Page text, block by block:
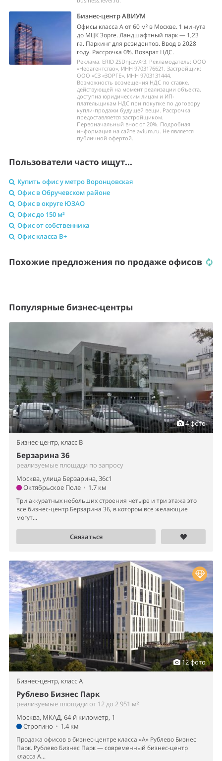
Бизнес-центр АВИУМ
Офисы класса А от 60 м² в Москве. 1 минута
до МЦК Зорге. Ландшафтный парк — 1,23
га. Паркинг для резидентов. Ввод в 2028
году. Рассрочка 0%. Возврат НДС.
Реклама. ERID 2SDnjczvXr3. Рекламодатель: ООО
«Неоагентство», ИНН 9703176621. Застройщик:
ООО «СЗ «ЗОРГЕ», ИНН 9703131444.
Возможность возмещения НДС по ставке,
действующей на момент реализации объекта,
доступна юридическим лицам и ИП-
плательщикам НДС при покупке по договору
купли-продажи будущей вещи. Рассрочка
предоставляется застройщиком.
Первоначальный внос от 20%. Подробная
информация на сайте avium.ru. Не является
публичной офертой.
Пользователи часто ищут...
Купить офис у метро Воронцовская
Офис в Обручевском районе
Офис в округе ЮЗАО
Офис до 150 м²
Офис от собственника
Офис класса B+
Похожие предложения по продаже офисов
Популярные бизнес-центры
4 фото
Бизнес-центр, класс B
Берзарина 36
реализуемые площади по запросу
Москва, улица Берзарина, 36с1
Октябрьское Поле • 1.7 км
Три аккуратных небольших строения четыре и три этажа это
все бизнес-центр Берзарина 36, в котором все желающие
могут...
Связаться
12 фото
Бизнес-центр, класс A
Рублево Бизнес Парк
реализуемые площади от 12 до 2 951 м²
Москва, МКАД, 64-й километр, 1
Строгино • 1.4 км
Продажа офисов в бизнес-центре класса «А» Рублево Бизнес
Парк. Рублево Бизнес Парк — современный бизнес-центр
класса А...